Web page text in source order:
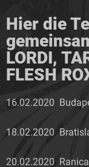
Hier die
LORDI,
FLESH
16.02.2020
18.02.2020
20.02.2020